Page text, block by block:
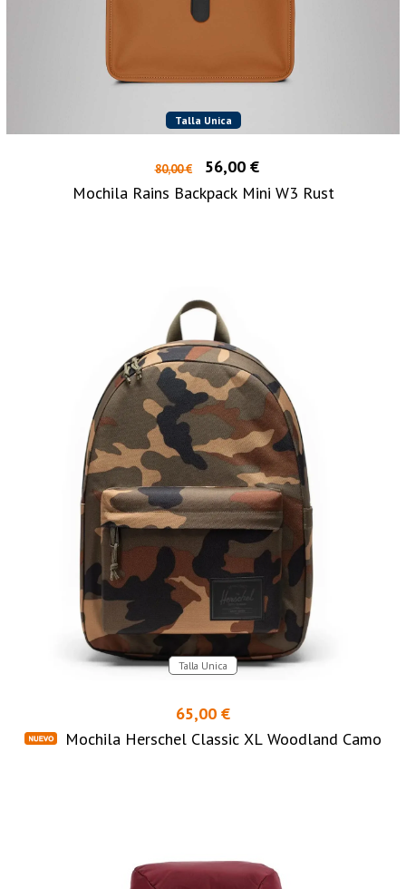
Talla Unica
80,00 €
56,00 €
Mochila Rains Backpack Mini W3 Rust
Talla Unica
65,00 €
Mochila Herschel Classic XL Woodland Camo